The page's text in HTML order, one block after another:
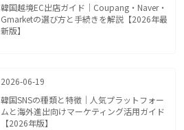
韓国越境EC出店ガイド｜Coupang・Naver・
Gmarketの選び方と手続きを解説【2026年最
新版】
2026-06-19
韓国SNSの種類と特徴｜人気プラットフォー
ムと海外進出向けマーケティング活用ガイド
【2026年版】